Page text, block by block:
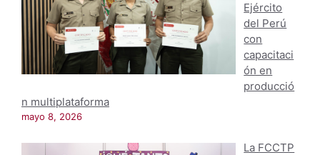
Ejército
del Perú
con
capacitaci
ón en
producció
n multiplataforma
mayo 8, 2026
La FCCTP